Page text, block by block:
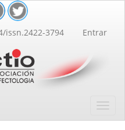
issn.2422-3794 Entrar